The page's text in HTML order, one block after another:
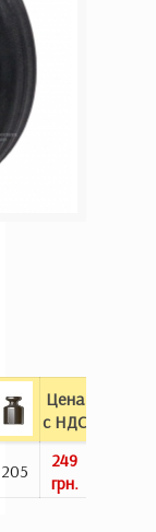
Цена
с НДС
205
249
грн.